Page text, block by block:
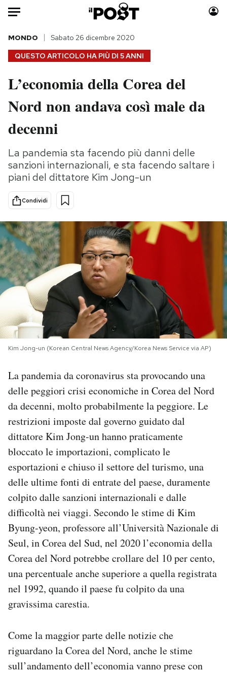
Auto
HOME
Italia
Politica
Tecnologia
Scienza
Cultura
Sport
Moda
Consumismi
Media
PODCAST
NEWSLETTER
I MIEI PREFERITI
SHOP
CALENDARIO
AREA PERSONALE
Area Personale
Newsletter
Notifiche mobile
Esci
QUESTO ARTICOLO HA PIÙ DI 5 ANNI
MONDO Sabato 26 dicembre 2020
L’economia della Corea del
Nord non andava così male da
decenni
La pandemia sta facendo più danni delle
sanzioni internazionali, e sta facendo saltare i
piani del dittatore Kim Jong-un
Condividi
Kim Jong-un (Korean Central News Agency/Korea News Service via AP)
La pandemia da coronavirus sta provocando una
delle peggiori crisi economiche in Corea del Nord
da decenni, molto probabilmente la peggiore. Le
restrizioni imposte dal governo guidato dal
dittatore Kim Jong-un hanno praticamente
bloccato le importazioni, complicato le
esportazioni e chiuso il settore del turismo, una
delle ultime fonti di entrate del paese, duramente
colpito dalle sanzioni internazionali e dalle
difficoltà nei viaggi. Secondo le stime di Kim
Byung-yeon, professore all’Università Nazionale di
Seul, in Corea del Sud, nel 2020 l’economia della
Corea del Nord potrebbe crollare del 10 per cento,
una percentuale anche superiore a quella registrata
nel 1992, quando il paese fu colpito da una
gravissima carestia.
Come la maggior parte delle notizie che
riguardano la Corea del Nord, anche le stime
sull’andamento dell’economia vanno prese con